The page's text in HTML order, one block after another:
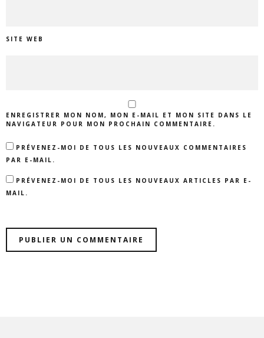
SITE WEB
ENREGISTRER MON NOM, MON E-MAIL ET MON SITE DANS LE
NAVIGATEUR POUR MON PROCHAIN COMMENTAIRE.
PRÉVENEZ-MOI DE TOUS LES NOUVEAUX COMMENTAIRES
PAR E-MAIL.
PRÉVENEZ-MOI DE TOUS LES NOUVEAUX ARTICLES PAR E-
MAIL.